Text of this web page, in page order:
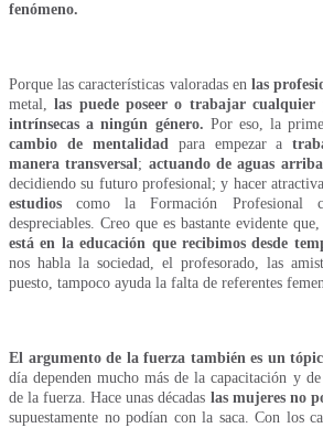
fenómeno.
Porque las características valoradas en las
metal,las puede poseer o trabajar cualquier
intrínsecas a ningún género. Por eso, la
cambio de mentalidadpara empezar a
manera transversal; actuando de aguas arriba
decidiendo su futuro profesional; y hacer
estudios como la Formación Profesional
despreciables. Creo que es bastante evidente
está en la educación que recibimos desde
nos habla la sociedad, el profesorado, las
puesto, tampoco ayuda la falta de referentes
El argumento de la fuerza también es un
día dependen mucho más de la capacitación y
de la fuerza. Hace unas décadas las mujeres no
supuestamente no podían con la saca. Con los